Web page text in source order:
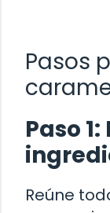
Pasos
Paso
Reúne